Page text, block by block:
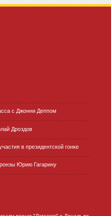
с Джонни Деппом
Дроздов
в президентской гонке
Юрию Гагарину